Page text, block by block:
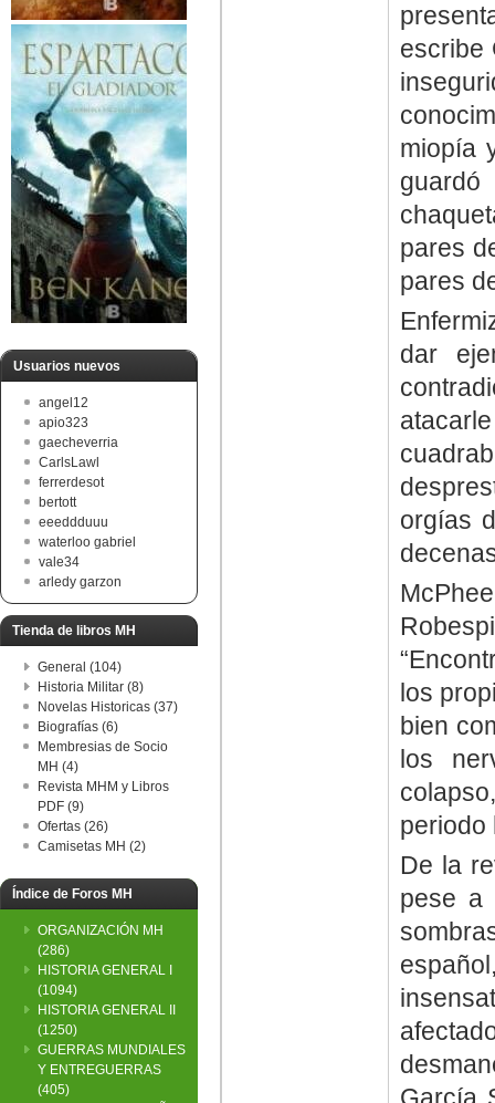
Usuarios nuevos
angel12
apio323
gaecheverria
CarlsLawl
ferrerdesot
bertott
eeeddduuu
waterloo gabriel
vale34
arledy garzon
Tienda de libros MH
General (104)
Historia Militar (8)
Novelas Historicas (37)
Biografías (6)
Membresias de Socio
MH (4)
Revista MHM y Libros
PDF (9)
Ofertas (26)
Camisetas MH (2)
Índice de Foros MH
ORGANIZACIÓN MH
(286)
HISTORIA GENERAL I
(1094)
HISTORIA GENERAL II
(1250)
GUERRAS MUNDIALES
Y ENTREGUERRAS
(405)
escribe
miopía
pares
pares
dar
orgías
los
bien
los
periodo
De la
pese a